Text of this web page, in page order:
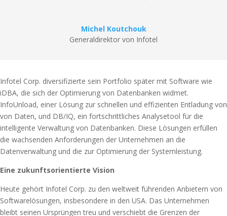
Michel Koutchouk
Generaldirektor von Infotel
Infotel Corp. diversifizierte sein Portfolio später mit Software wie
iDBA, die sich der Optimierung von Datenbanken widmet.
InfoUnload, einer Lösung zur schnellen und effizienten Entladung von
von Daten, und DB/IQ, ein fortschrittliches Analysetool für die
intelligente Verwaltung von Datenbanken. Diese Lösungen erfüllen
die wachsenden Anforderungen der Unternehmen an die
Datenverwaltung und die zur Optimierung der Systemleistung.
Eine zukunftsorientierte Vision
Heute gehört Infotel Corp. zu den weltweit führenden Anbietern von
Softwarelösungen, insbesondere in den USA. Das Unternehmen
bleibt seinen Ursprüngen treu und verschiebt die Grenzen der